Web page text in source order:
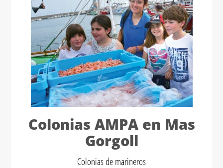
Colonias AMPA en Mas
Gorgoll
Colonias de marineros